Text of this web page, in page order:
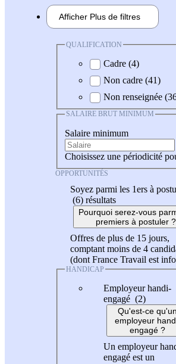
Afficher Plus de filtres
QUALIFICATION
Cadre (4)
Non cadre (41)
Non renseignée
SALAIRE BRUT MINIMUM
Salaire minimum
Choisissez une périodicité
OPPORTUNITÉS
Soyez parmi les 1ers à
(6) résultats
Pourquoi serez-vous
premiers à postuler ?
Offres de plus de 15 jours,
comptant moins de 4
(dont France Travail est
HANDICAP
Employeur handi-
engagé (2)
Qu'est-ce qu'un
employeur
engagé ?
Un employeur
engagé est un